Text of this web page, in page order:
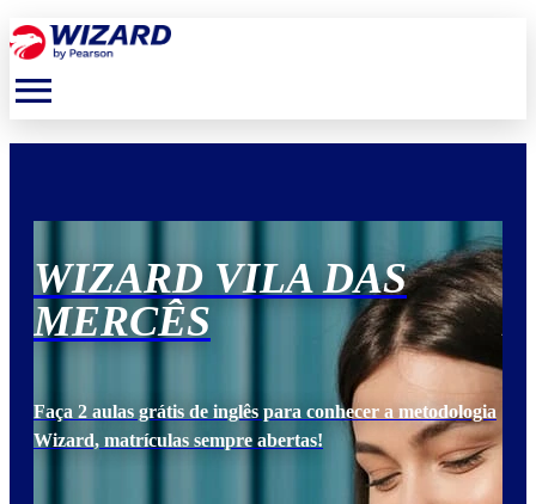
menu
WIZARD VILA DAS
MERCÊS
Faça 2 aulas grátis de inglês para conhecer a metodologia
Wizard, matrículas sempre abertas!